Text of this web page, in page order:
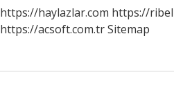
Için
Ne
https://haylazlar.com https://
https://acsoft.com.trSitemap